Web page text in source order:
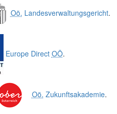
Oö. Landesverwaltungsgericht.
Europe Direct OÖ.
Oö. Zukunftsakademie.